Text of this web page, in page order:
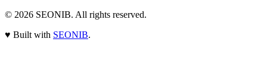
© 2026 SEONIB. All rights reserved.
♥ Built with SEONIB.